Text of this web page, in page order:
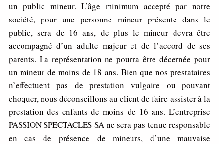
un public mineur. L’âge minimum accepté par notre
société, pour une personne mineur présente dans le
public, sera de 16 ans, de plus le mineur devra être
accompagné d’un adulte majeur et de l’accord de ses
parents. La représentation ne pourra être décernée pour
un mineur de moins de 18 ans. Bien que nos prestataires
n’effectuent pas de prestation vulgaire ou pouvant
choquer, nous déconseillons au client de faire assister à la
prestation des enfants de moins de 16 ans. L’entreprise
PASSION SPECTACLES SA ne sera pas tenue responsable
en cas de présence de mineurs, d’une mauvaise